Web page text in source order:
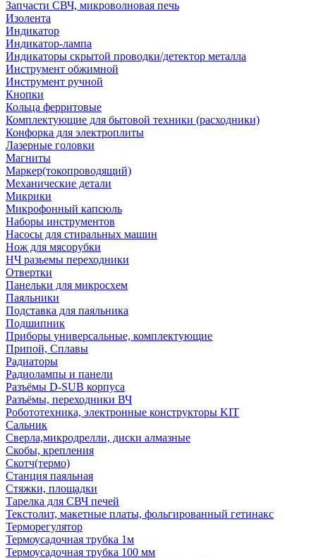
Запчасти СВЧ, микроволновая печь
Изолента
Индикатор
Индикатор-лампа
Индикаторы скрытой проводки/детектор металла
Инструмент обжимной
Инструмент ручной
Кнопки
Кольца ферритовые
Комплектующие для бытовой техники (расходники)
Конфорка для электроплиты
Лазерные головки
Магниты
Маркер(токопроводящий)
Механические детали
Микрики
Микрофонный капсюль
Наборы инструментов
Насосы для стиральных машин
Нож для мясорубки
НЧ разьемы переходники
Отвертки
Панельки для микросхем
Паяльники
Подставка для паяльника
Подшипник
Приборы универсальные, комплектующие
Припой, Сплавы
Радиаторы
Радиолампы и панели
Разъёмы D-SUB корпуса
Разъёмы, переходники ВЧ
Робототехника, электронные конструкторы KIT
Сальник
Сверла,микродрелли, диски алмазные
Скобы, крепления
Скотч(термо)
Станция паяльная
Стяжки, площадки
Тарелка для СВЧ печей
Текстолит, макетные платы, фольгированный гетинакс
Терморегулятор
Термоусадочная трубка 1м
Термоусадочная трубка 100 мм